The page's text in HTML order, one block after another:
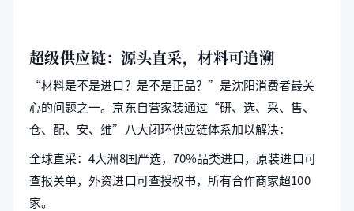
超级供应链：源头直采，材料可追溯
“材料是不是进口？是不是正品？”是沈阳消费者最关
心的问题之一。京东自营家装通过“研、选、采、售、
仓、配、安、维”八大闭环供应链体系加以解决：
全球直采：4大洲8国严选，70%品类进口，原装进口可
查报关单，外资进口可查授权书，所有合作商家超100
家。